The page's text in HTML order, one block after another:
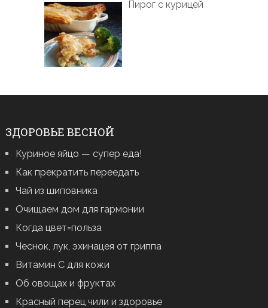
Пирог с курицей
ЗДОРОВЬЕ ВЕСНОЙ
Куриное яйцо — супер еда!
Как прекратить переедать
Чай из шиповника
Очищаем дом для гармонии
Когда цвет=польза
Чеснок, лук, эхинацея от гриппа
Витамин С для кожи
Об овощах и фруктах
Красный перец чили и здоровье